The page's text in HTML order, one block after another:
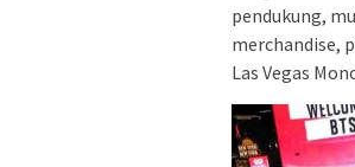
pendukung,
merchandise,
Las Vegas